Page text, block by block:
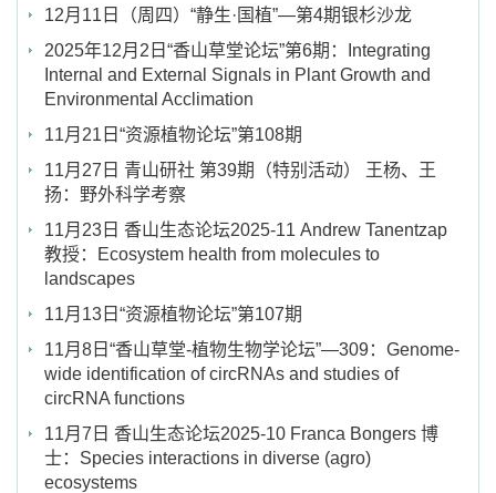
12月11日（周四）“静生·国植”—第4期银杉沙龙
2025年12月2日“香山草堂论坛”第6期：Integrating
Internal and External Signals in Plant Growth and
Environmental Acclimation
11月21日“资源植物论坛”第108期
11月27日 青山研社 第39期（特别活动） 王杨、王
扬：野外科学考察
11月23日 香山生态论坛2025-11 Andrew Tanentzap
教授：Ecosystem health from molecules to
landscapes
11月13日“资源植物论坛”第107期
11月8日“香山草堂-植物生物学论坛”—309：Genome-
wide identification of circRNAs and studies of
circRNA functions
11月7日 香山生态论坛2025-10 Franca Bongers 博
士：Species interactions in diverse (agro)
ecosystems